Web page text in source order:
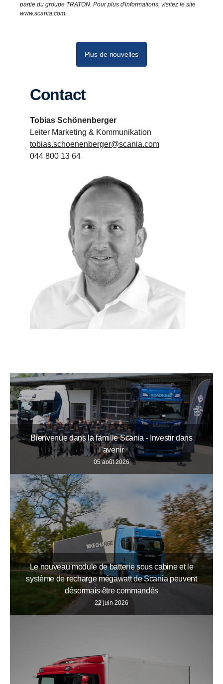
partie du groupe TRATON. Pour plus d'informations, visitez le site
www.scania.com.
Plus de nouvelles
Contact
Tobias Schönenberger
Leiter Marketing & Kommunikation
tobias.schoenenberger@scania.com
044 800 13 64
Bienvenue dans la famille Scania - Investir dans
l’avenir
05 août 2026
Le nouveau module de batterie sous cabine et le
système de recharge mégawatt de Scania peuvent
désormais être commandés
22 juin 2026